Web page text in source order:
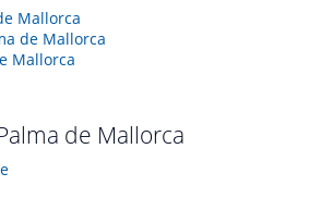
Mallorca
de Mallorca
Mallorca
de Mallorca